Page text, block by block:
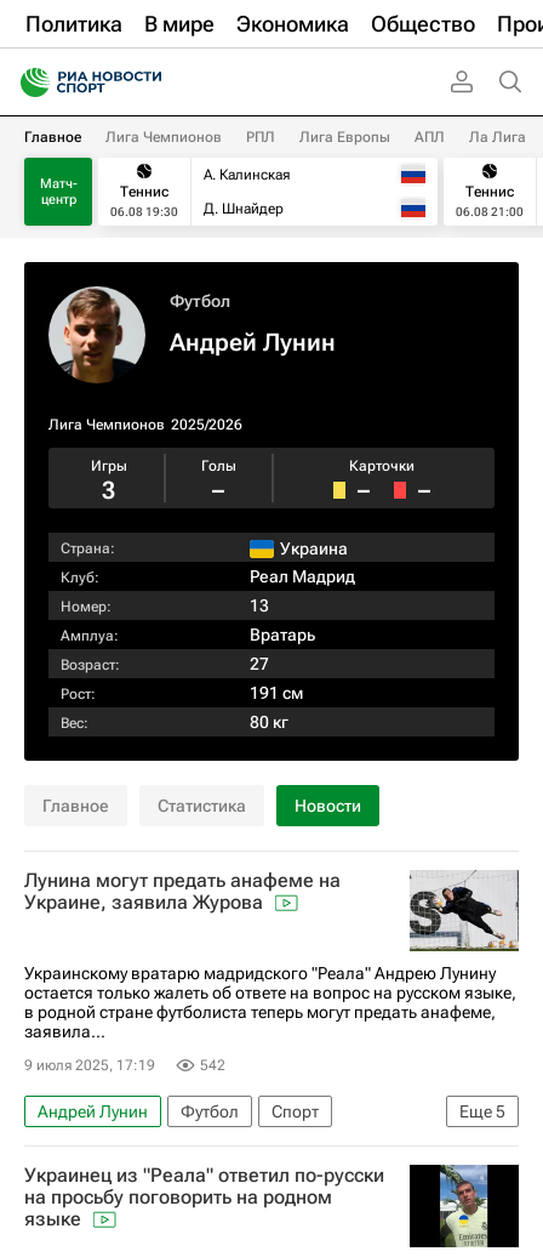
Политика В мире Экономика Общество
Главное Лига Чемпионов РПЛ Лига Европы АПЛ Ла Лига
Матч-
центр
Теннис
06.08 19:30
А. Калинская
Д. Шнайдер
Теннис
06.08 21:00
Футбол
Андрей Лунин
Лига Чемпионов 2025/2026
Игры
3
Голы
–
Карточки
– –
Страна: Украина
Клуб: Реал Мадрид
Номер: 13
Амплуа: Вратарь
Возраст: 27
Рост: 191 см
Вес: 80 кг
Главное Статистика Новости
Лунина могут предать анафеме на
Украине, заявила Журова
Украинскому вратарю мадридского "Реала" Андрею Лунину
остается только жалеть об ответе на вопрос на русском языке,
в родной стране футболиста теперь могут предать анафеме,
заявила...
9 июля 2025, 17:19 542
Еще5
Андрей Лунин Футбол
Спорт
Матвей Сафонов
Реал Мадрид
Челси
Светлана Журова
Флуминенсе
Украинец из "Реала" ответил по-русски
на просьбу поговорить на родном
языке